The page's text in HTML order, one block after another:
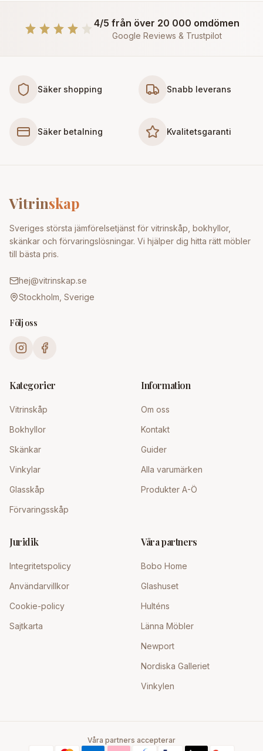
4/5 från över 20 000 omdömen
Google Reviews & Trustpilot
Säker shopping Snabb leverans
Säker betalning Kvalitetsgaranti
Vitrinskap
Sveriges största jämförelsetjänst för vitrinskåp, bokhyllor,
skänkar och förvaringslösningar. Vi hjälper dig hitta rätt möbler
till bästa pris.
hej@vitrinskap.se
Stockholm, Sverige
Följ oss
Kategorier
Vitrinskåp
Bokhyllor
Skänkar
Vinkylar
Glasskåp
Förvaringsskåp
Information
Om oss
Kontakt
Guider
Alla varumärken
Produkter A-Ö
Juridik
Integritetspolicy
Användarvillkor
Cookie-policy
Sajtkarta
Våra partners
Bobo Home
Glashuset
Hulténs
Länna Möbler
Newport
Nordiska Galleriet
Vinkylen
Våra partners accepterar